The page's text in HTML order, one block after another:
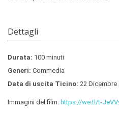
Dettagli
Durata: 100 minuti
Generi: Commedia
Data di uscita Ticino: 22 Dicembre
Immagini del film: https://we.tl/t-